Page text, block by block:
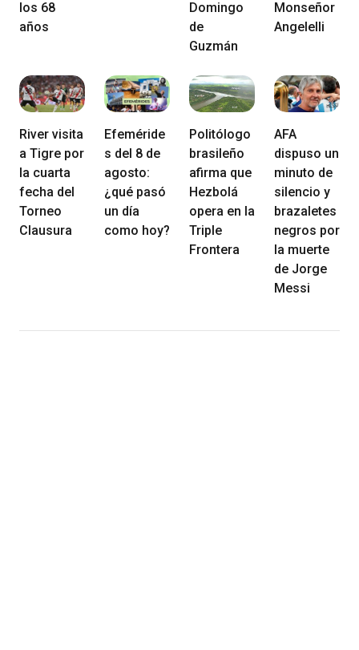
los 68
años
Domingo
de
Guzmán
Monseñor
Angelelli
River visita
a Tigre por
la cuarta
fecha del
Torneo
Clausura
Efeméride
s del 8 de
agosto:
¿qué pasó
un día
como hoy?
Politólogo
brasileño
afirma que
Hezbolá
opera en la
Triple
Frontera
AFA
dispuso un
minuto de
silencio y
brazaletes
negros por
la muerte
de Jorge
Messi